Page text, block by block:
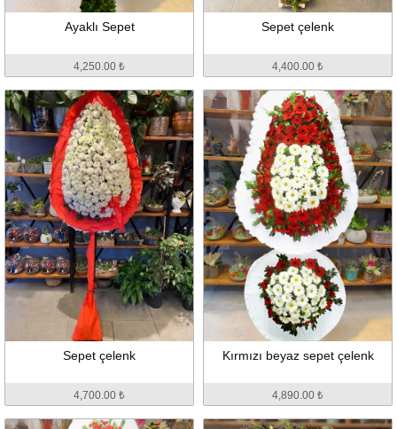
Ayaklı Sepet
4,250.00 ₺
Sepet çelenk
4,400.00 ₺
Sepet çelenk
4,700.00 ₺
Kırmızı beyaz sepet çelenk
4,890.00 ₺